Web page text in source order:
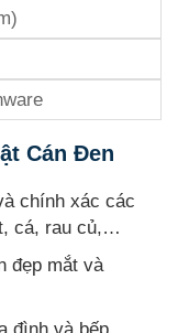
Cán Đen
chính xác các
cá, rau củ,…
đẹp mắt và
đình và bếp